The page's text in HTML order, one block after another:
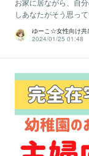
お家に居ながら、自
しあなたがそう思っ
ゆーこ☆女性向け共
2024/01/25 01:48